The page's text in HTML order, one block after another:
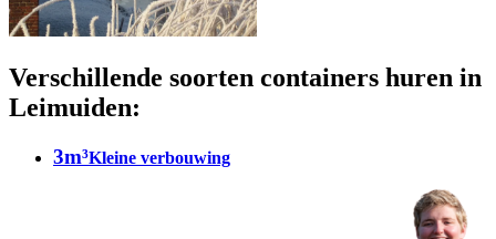
Verschillende soorten containers huren in
Leimuiden:
3m³Kleine verbouwing